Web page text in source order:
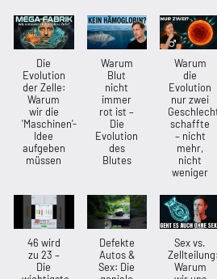
Die
Evolution
der Zelle:
Warum
wir die
'Maschinen'-
Idee
aufgeben
müssen
Warum
Blut
nicht
immer
rot ist –
Die
Evolution
des
Blutes
Warum
die
Evolution
nur zwei
schaffte
– nicht
mehr,
nicht
weniger
46 wird
zu 23 –
Die
Defekte
Autos &
Sex: Die
Sex vs.
Zellteilung:
Warum